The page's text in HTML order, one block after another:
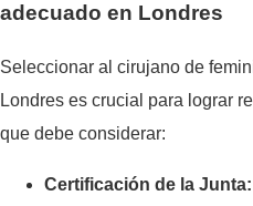
adecuado en Londres
Seleccionar al cirujano de
Londres es crucial para lograr
que debe considerar:
Certificación de la Junta: